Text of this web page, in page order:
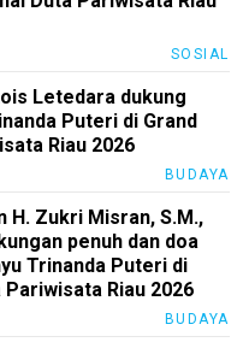
SOSIAL
Letedara dukung
Puteri di Grand
Riau 2026
BUDAYA
H. Zukri Misran, S.M.,
penuh dan doa
Trinanda Puteri di
Pariwisata Riau 2026
BUDAYA